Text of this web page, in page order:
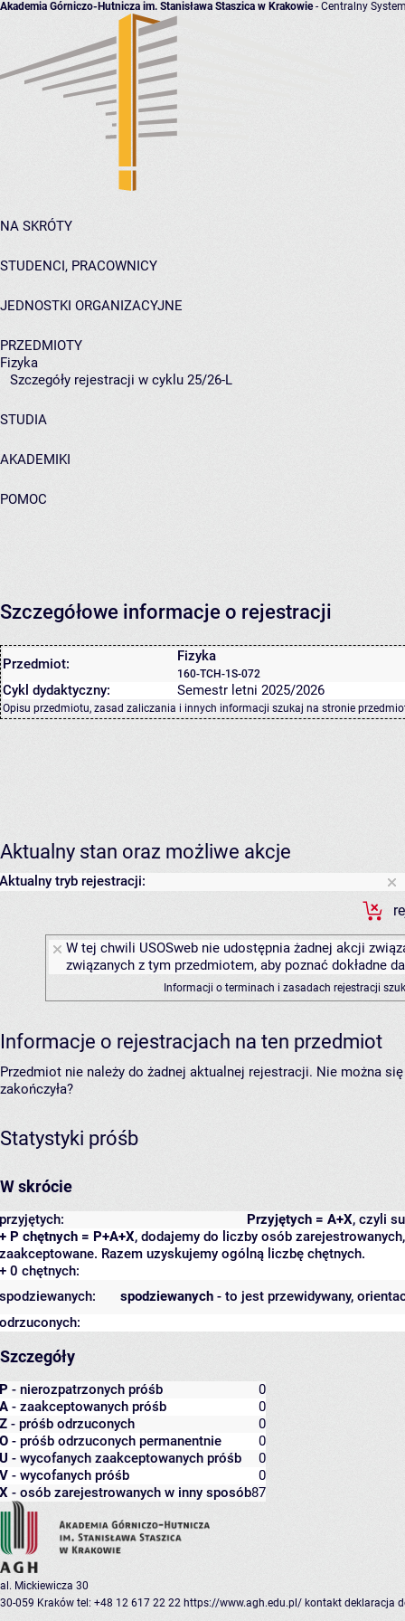
Akademia Górniczo-Hutnicza im. Stanisława Staszica w Krakowie- Centralny
NA SKRÓTY
STUDENCI, PRACOWNICY
JEDNOSTKI ORGANIZACYJNE
PRZEDMIOTY
Fizyka
Szczegóły rejestracji w cyklu 25/26-L
STUDIA
AKADEMIKI
POMOC
Szczegółowe informacje o rejestracji
Przedmiot: Fizyka
160-TCH-1S-072
Cykl dydaktyczny: Semestr letni 2025/2026
Opisu przedmiotu, zasad zaliczania i innych informacji szukaj na stronie
Aktualny stan oraz możliwe akcje
Aktualny tryb rejestracji:
W tej chwili USOSweb nie udostępnia żadnej akcji
związanych z tym przedmiotem, aby poznać dokładne
Informacji o terminach i zasadach rejestracji
Informacje o rejestracjach na ten przedmiot
Przedmiot nie należy do żadnej aktualnej rejestracji. Nie można
zakończyła?
Statystyki próśb
W skrócie
Przyjętych = A+X, czyli
przyjętych:
+ P chętnych = P+A+X, dodajemy do liczby osób
zaakceptowane. Razem uzyskujemy ogólną liczbę chętnych.
+ 0 chętnych:
spodziewanych - to jest przewidywany,
spodziewanych:
odrzuconych:
Szczegóły
P - nierozpatrzonych próśb
0
A - zaakceptowanych próśb
0
Z - próśb odrzuconych
0
O - próśb odrzuconych permanentnie
0
U - wycofanych zaakceptowanych próśb
0
V - wycofanych próśb
0
X - osób zarejestrowanych w inny sposób87
al. Mickiewicza 30
30-059 Kraków tel: +48 12 617 22 22 https://www.agh.edu.pl/ kontakt deklaracja